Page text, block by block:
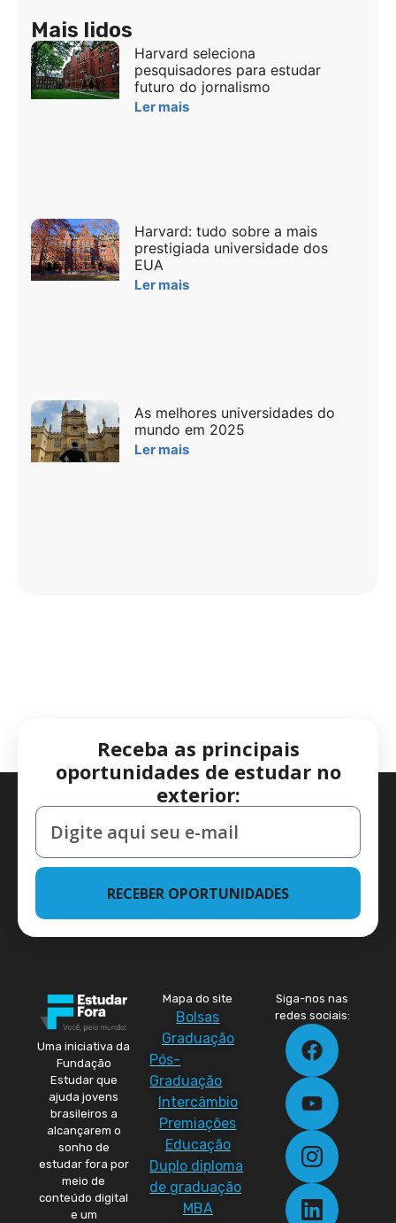
Mais lidos
Harvard seleciona
pesquisadores para estudar
futuro do jornalismo
Ler mais
Harvard: tudo sobre a mais
prestigiada universidade dos
EUA
Ler mais
As melhores universidades do
mundo em 2025
Ler mais
Receba as principais
oportunidades de estudar no
exterior:
RECEBER OPORTUNIDADES
Uma iniciativa da
Fundação
Estudar que
ajuda jovens
brasileiros a
alcançarem o
sonho de
estudar fora por
meio de
conteúdo digital
e um
Mapa do site
Bolsas
Graduação
Pós-
Graduação
Intercâmbio
Premiações
Educação
Duplo diploma
de graduação
MBA
Siga-nos nas
redes sociais: